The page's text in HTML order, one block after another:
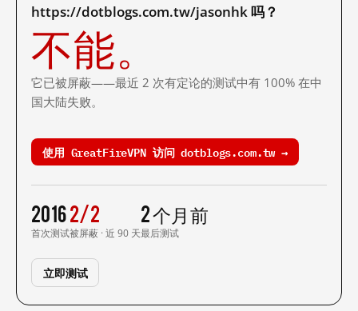
https://dotblogs.com.tw/jasonhk 吗？
不能。
它已被屏蔽——最近 2 次有定论的测试中有 100% 在中
国大陆失败。
使用 GreatFireVPN 访问 dotblogs.com.tw →
2016
首次测试
2/2
被屏蔽 · 近 90 天
2 个月前
最后测试
立即测试